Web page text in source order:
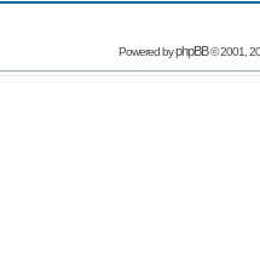
Powered byphpBB© 2001,